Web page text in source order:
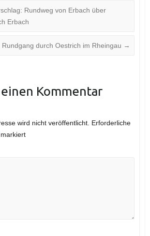
Rundweg von Erbach über
Erbach
Rundgang durch Oestrich im Rheingau →
Kommentar
wird nicht veröffentlicht. Erforderliche